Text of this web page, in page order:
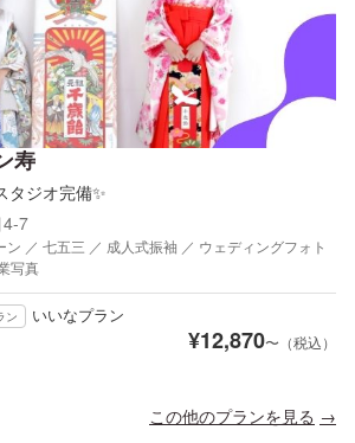
寿
タジオ完備✨
4-7
／ 七五三 ／ 成人式振袖 ／ ウェディングフォト
写真
ン いいなプラン
¥12,870〜（税込）
この他のプランを見る